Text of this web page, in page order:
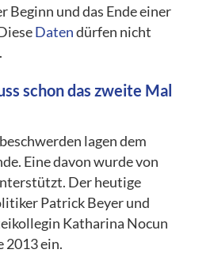
Beginn und das Ende einer
Datendürfen nicht
schon das zweite Mal
lagen dem
Eine davon wurde von
Der heutige
Patrick Beyer und
Katharina Nocun
2013 ein.